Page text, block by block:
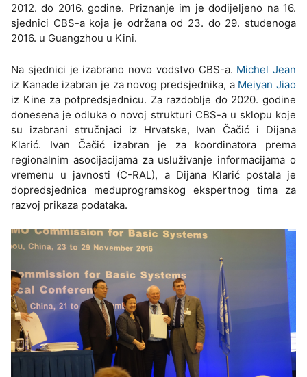
2012. do 2016. godine. Priznanje im je dodijeljeno na 16.
sjednici CBS-a koja je održana od 23. do 29. studenoga
2016. u Guangzhou u Kini.
Na sjednici je izabrano novo vodstvo CBS-a. Michel Jean
iz Kanade izabran je za novog predsjednika, a Meiyan Jiao
iz Kine za potpredsjednicu. Za razdoblje do 2020. godine
donesena je odluka o novoj strukturi CBS-a u sklopu koje
su izabrani stručnjaci iz Hrvatske, Ivan Čačić i Dijana
Klarić. Ivan Čačić izabran je za koordinatora prema
regionalnim asocijacijama za usluživanje informacijama o
vremenu u javnosti (C-RAL), a Dijana Klarić postala je
dopredsjednica međuprogramskog ekspertnog tima za
razvoj prikaza podataka.